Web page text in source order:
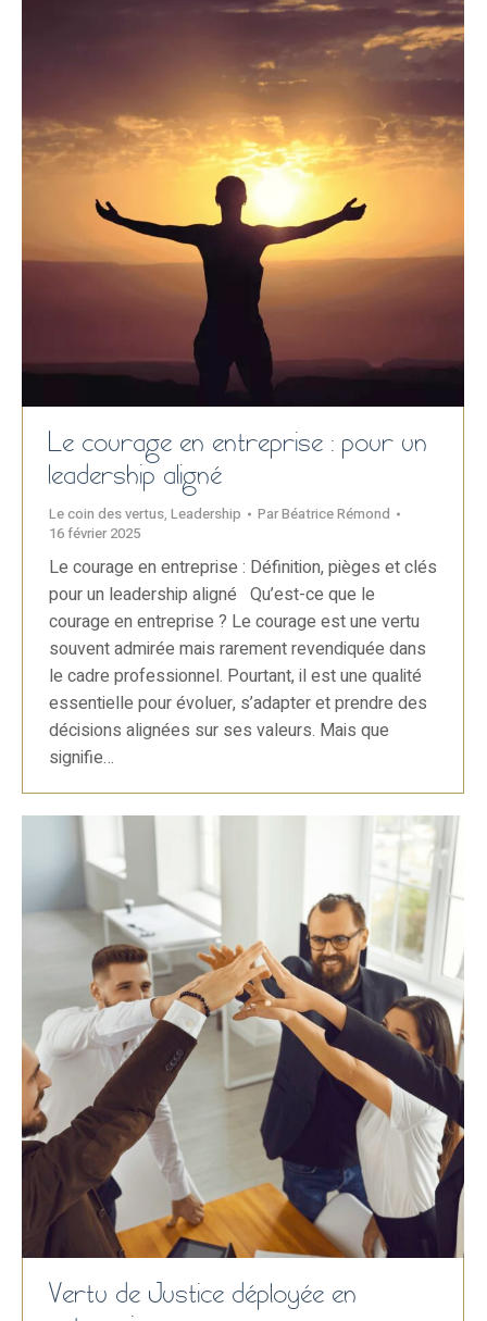
Le courage en entreprise : pour un
leadership aligné
Le coin des vertus, Leadership ParBéatrice Rémond
16 février 2025
Le courage en entreprise : Définition, pièges et clés
pour un leadership aligné Qu’est-ce que le
courage en entreprise ? Le courage est une vertu
souvent admirée mais rarement revendiquée dans
le cadre professionnel. Pourtant, il est une qualité
essentielle pour évoluer, s’adapter et prendre des
décisions alignées sur ses valeurs. Mais que
signifie…
Vertu de Justice déployée en